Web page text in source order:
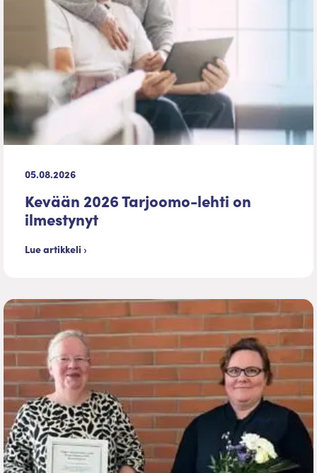
05.08.2026
Kevään 2026 Tarjoomo-lehti on
ilmestynyt
Lue artikkeli ›